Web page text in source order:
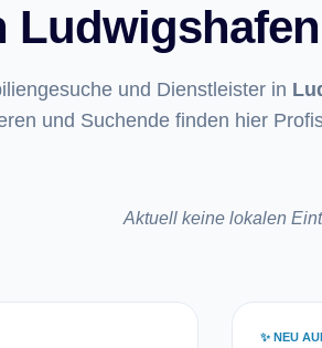
Ludwigshafen
und Dienstleister in
und Suchende finden hier
Aktuell keine lokalen
✨ NEU